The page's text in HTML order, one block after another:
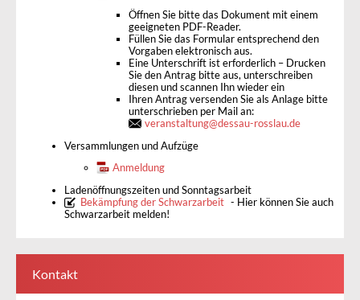
Öffnen Sie bitte das Dokument mit einem
geeigneten PDF-Reader.
Füllen Sie das Formular entsprechend den
Vorgaben elektronisch aus.
Eine Unterschrift ist erforderlich – Drucken
Sie den Antrag bitte aus, unterschreiben
diesen und scannen Ihn wieder ein
Ihren Antrag versenden Sie als Anlage bitte
unterschrieben per Mail an:
veranstaltung@dessau-rosslau.de
Versammlungen und Aufzüge
Anmeldung
Ladenöffnungszeiten und Sonntagsarbeit
Bekämpfung der Schwarzarbeit - Hier können Sie auch
Schwarzarbeit melden!
Kontakt